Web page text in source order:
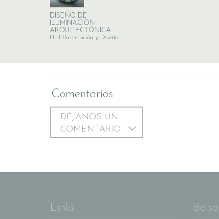
DISEÑO DE
ILUMINACIÓN
ARQUITECTÓNICA
H+T Iluminación y Diseño
Comentarios
DÉJANOS UN
COMENTARIO
Links